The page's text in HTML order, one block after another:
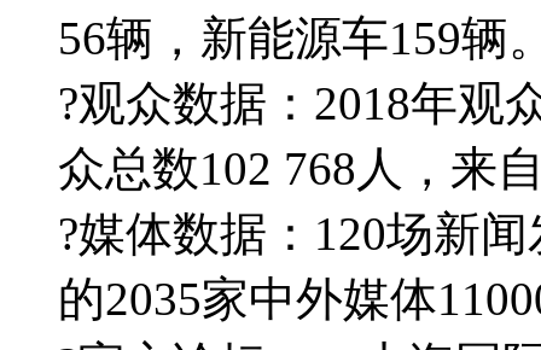
56辆，新能源车159辆
?观众数据：2018年观
众总数102 768人，来
?媒体数据：120场新
的2035家中外媒体